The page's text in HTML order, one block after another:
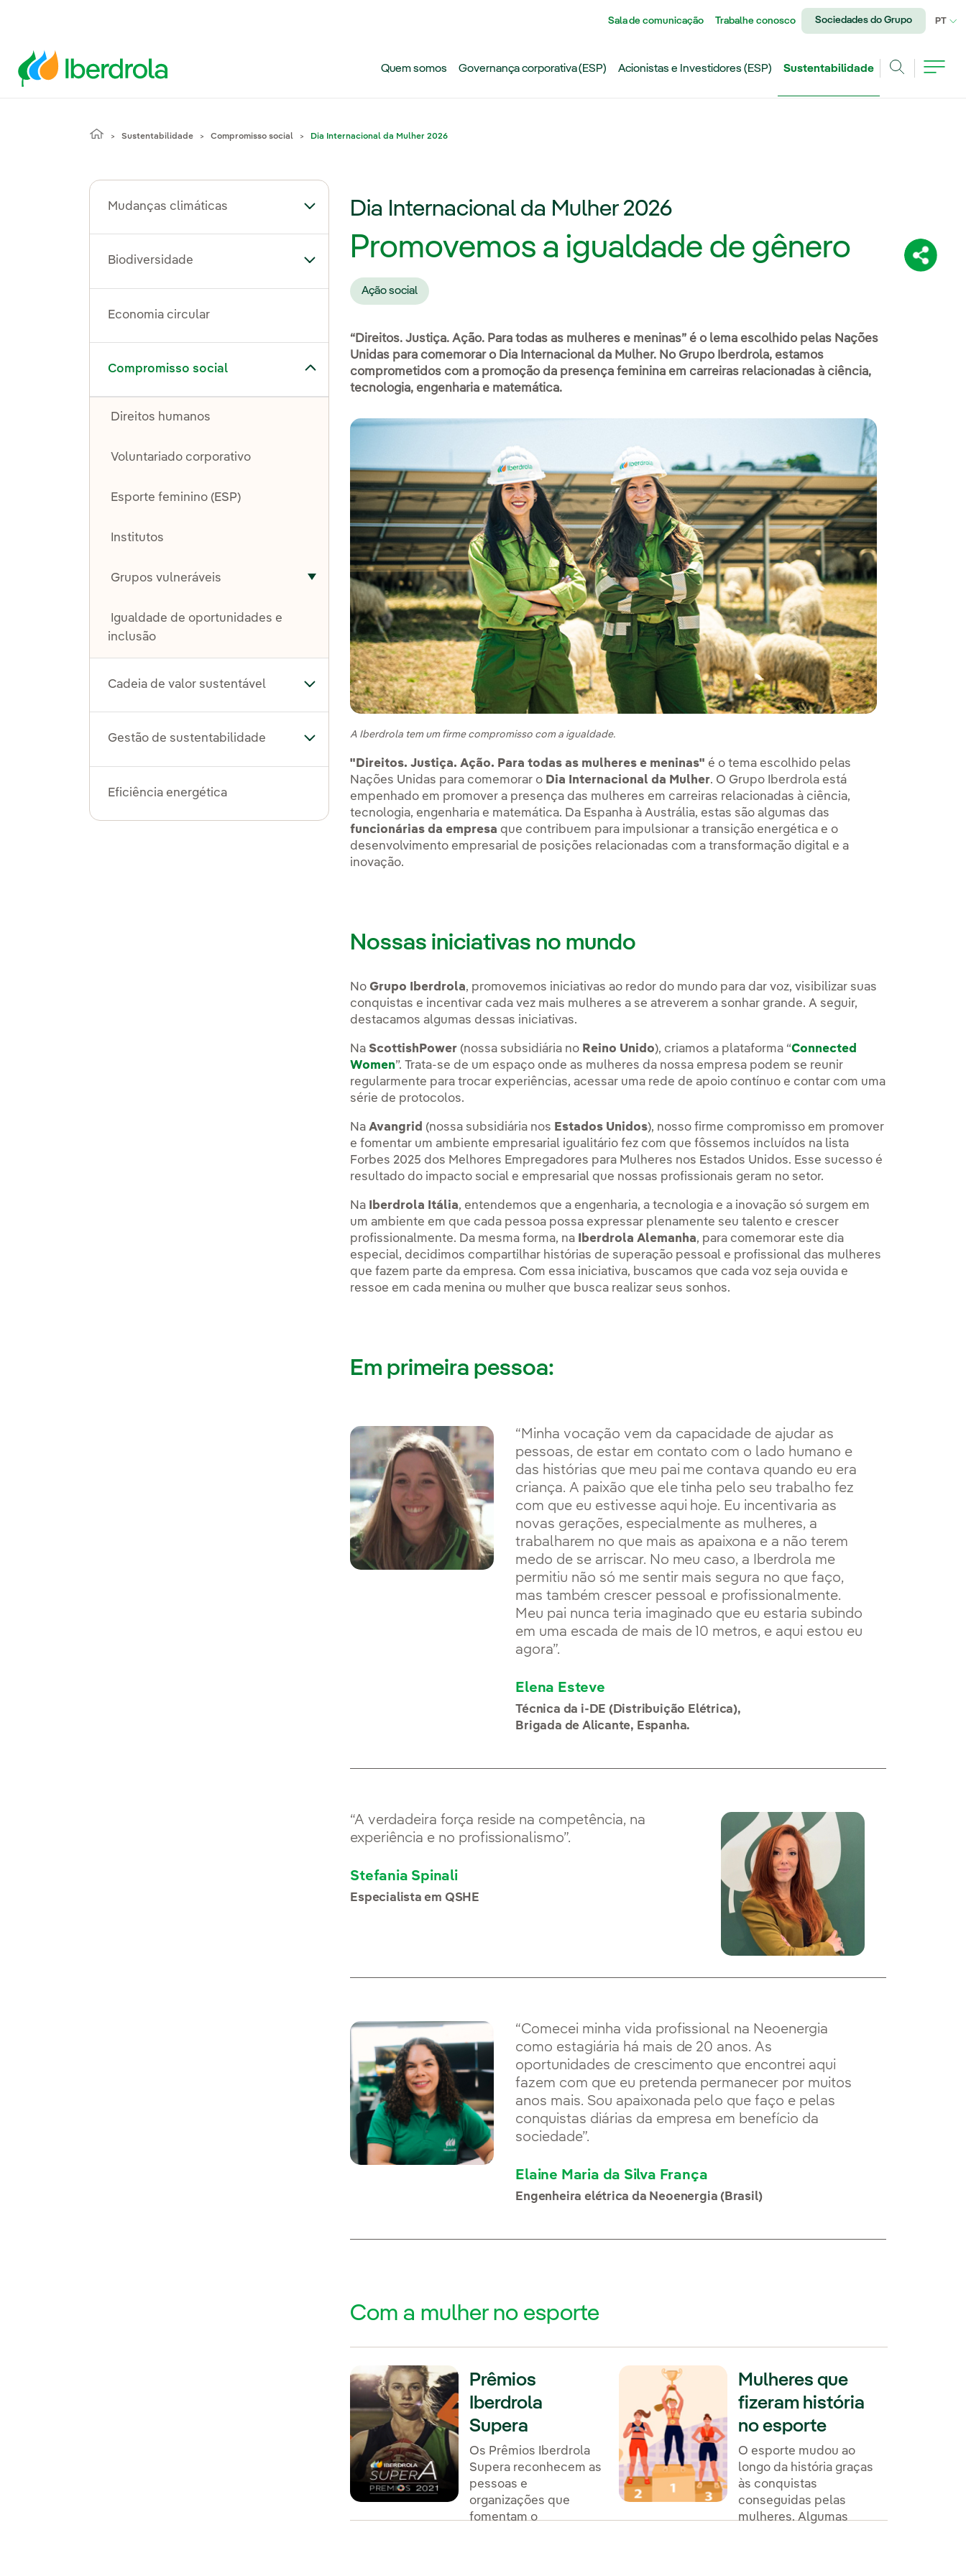
Sala de comunicação Trabalhe conosco Sociedades do Grupo PT
Quem somos Governança corporativa (ESP) Acionistas e Investidores (ESP)
Sustentabilidade
Sustentabilidade Compromisso social Dia Internacional da Mulher 2026
Mudanças climáticas Alternar submenu de Mudanças climáticas
Biodiversidade Alternar submenu de Biodiversidade
Economia circular
Compromisso social
Alternar submenu de Compromisso social
Direitos humanos
Voluntariado corporativo
Esporte feminino (ESP)
Institutos
Grupos vulneráveis
Alternar submenu de Grupos vulneráveis
Igualdade de oportunidades e
inclusão
Cadeia de valor sustentável Alternar submenu de Cadeia de valor sustentável
Gestão de sustentabilidade Alternar submenu de Gestão de sustentabilidade
Eficiência energética
Dia Internacional da Mulher 2026
Promovemos a igualdade de gênero
Ação social
“Direitos. Justiça. Ação. Para todas as mulheres e meninas” é o lema escolhido pelas Nações
Unidas para comemorar o Dia Internacional da Mulher. No Grupo Iberdrola, estamos
comprometidos com a promoção da presença feminina em carreiras relacionadas à ciência,
tecnologia, engenharia e matemática.
A Iberdrola tem um firme compromisso com a igualdade.
"Direitos. Justiça. Ação. Para todas as mulheres e meninas" é o tema escolhido pelas
Nações Unidas para comemorar o Dia Internacional da Mulher. O Grupo Iberdrola está
empenhado em promover a presença das mulheres em carreiras relacionadas à ciência,
tecnologia, engenharia e matemática. Da Espanha à Austrália, estas são algumas das
funcionárias da empresa que contribuem para impulsionar a transição energética e o
desenvolvimento empresarial de posições relacionadas com a transformação digital e a
inovação.
Nossas iniciativas no mundo
No Grupo Iberdrola, promovemos iniciativas ao redor do mundo para dar voz, visibilizar suas
conquistas e incentivar cada vez mais mulheres a se atreverem a sonhar grande. A seguir,
destacamos algumas dessas iniciativas.
Na ScottishPower (nossa subsidiária no Reino Unido), criamos a plataforma “Connected
Women”. Trata-se de um espaço onde as mulheres da nossa empresa podem se reunir
regularmente para trocar experiências, acessar uma rede de apoio contínuo e contar com uma
série de protocolos.
NaAvangrid (nossa subsidiária nos Estados Unidos), nosso firme compromisso em promover
e fomentar um ambiente empresarial igualitário fez com que fôssemos incluídos na lista
Forbes 2025 dos Melhores Empregadores para Mulheres nos Estados Unidos. Esse sucesso é
resultado do impacto social e empresarial que nossas profissionais geram no setor.
Na Iberdrola Itália, entendemos que a engenharia, a tecnologia e a inovação só surgem em
um ambiente em que cada pessoa possa expressar plenamente seu talento e crescer
profissionalmente. Da mesma forma, na
Iberdrola Alemanha, para comemorar este dia
especial, decidimos compartilhar histórias de superação pessoal e profissional das mulheres
que fazem parte da empresa. Com essa iniciativa, buscamos que cada voz seja ouvida e
ressoe em cada menina ou mulher que busca realizar seus sonhos.
Em primeira pessoa:
“Minha vocação vem da capacidade de ajudar as
pessoas, de estar em contato com o lado humano e
das histórias que meu pai me contava quando eu era
criança. A paixão que ele tinha pelo seu trabalho fez
com que eu estivesse aqui hoje. Eu incentivaria as
novas gerações, especialmente as mulheres, a
trabalharem no que mais as apaixona e a não terem
medo de se arriscar. No meu caso, a Iberdrola me
permitiu não só me sentir mais segura no que faço,
mas também crescer pessoal e profissionalmente.
Meu pai nunca teria imaginado que eu estaria subindo
em uma escada de mais de 10 metros, e aqui estou eu
agora”.
Elena Esteve
Técnica da i-DE (Distribuição Elétrica),
Brigada de Alicante, Espanha.
“A verdadeira força reside na competência, na
experiência e no profissionalismo”.
Stefania Spinali
Especialista em QSHE
“Comecei minha vida profissional na Neoenergia
como estagiária há mais de 20 anos. As
oportunidades de crescimento que encontrei aqui
fazem com que eu pretenda permanecer por muitos
anos mais. Sou apaixonada pelo que faço e pelas
conquistas diárias da empresa em benefício da
sociedade”.
Elaine Maria da Silva França
Engenheira elétrica da Neoenergia (Brasil)
Com a mulher no esporte
Prêmios
Iberdrola
Supera
Os Prêmios Iberdrola
Supera reconhecem as
pessoas e
organizações que
fomentam o
Mulheres que
fizeram história
no esporte
O esporte mudou ao
longo da história graças
às conquistas
conseguidas pelas
mulheres. Algumas